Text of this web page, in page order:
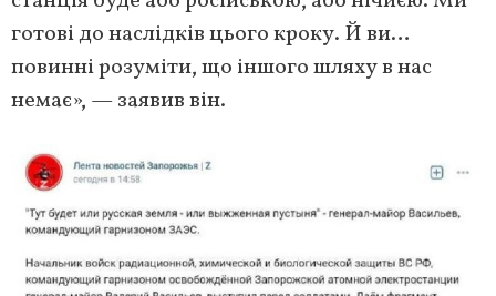
готові до наслідків цього кроку. Й ви…
повинні розуміти, що іншого шляху в нас
немає», — заявив він.